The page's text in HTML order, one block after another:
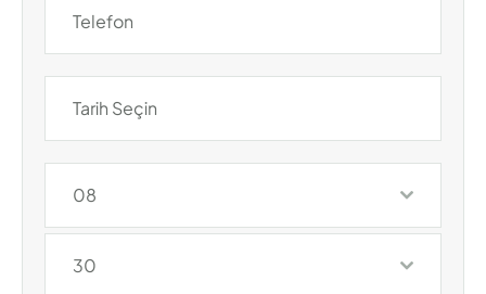
08
30